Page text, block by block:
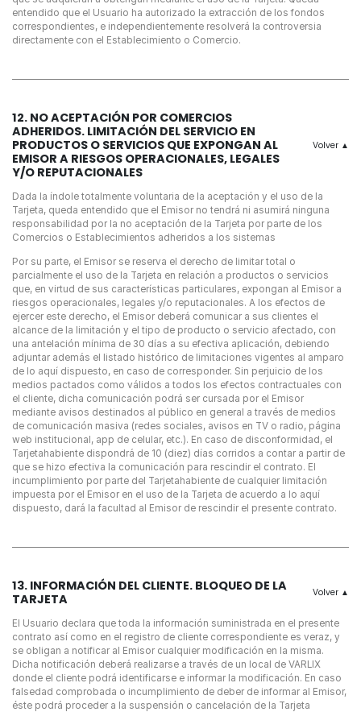
número
de
cuenta
tarjeta*
documento
Número de
documento*
entendido que el Usuario ha autorizado la extracción de los fondos
correspondientes, e independientemente resolverá la controversia
directamente con el Establecimiento o Comercio.
12. NO ACEPTACIÓN POR COMERCIOS
ADHERIDOS. LIMITACIÓN DEL SERVICIO EN
PRODUCTOS O SERVICIOS QUE EXPONGAN AL
EMISOR A RIESGOS OPERACIONALES, LEGALES
Y/O REPUTACIONALES
Dada la índole totalmente voluntaria de la aceptación y el uso de la
Tarjeta, queda entendido que el Emisor no tendrá ni asumirá ninguna
responsabilidad por la no aceptación de la Tarjeta por parte de los
Comercios o Establecimientos adheridos a los sistemas
Por su parte, el Emisor se reserva el derecho de limitar total o
parcialmente el uso de la Tarjeta en relación a productos o servicios
que, en virtud de sus características particulares, expongan al Emisor a
riesgos operacionales, legales y/o reputacionales. A los efectos de
ejercer este derecho, el Emisor deberá comunicar a sus clientes el
alcance de la limitación y el tipo de producto o servicio afectado, con
una antelación mínima de 30 días a su efectiva aplicación, debiendo
adjuntar además el listado histórico de limitaciones vigentes al amparo
de lo aquí dispuesto, en caso de corresponder. Sin perjuicio de los
medios pactados como válidos a todos los efectos contractuales con
el cliente, dicha comunicación podrá ser cursada por el Emisor
mediante avisos destinados al público en general a través de medios
de comunicación masiva (redes sociales, avisos en TV o radio, página
web institucional, app de celular, etc.). En caso de disconformidad, el
Tarjetahabiente dispondrá de 10 (diez) días corridos a contar a partir de
que se hizo efectiva la comunicación para rescindir el contrato. El
incumplimiento por parte del Tarjetahabiente de cualquier limitación
impuesta por el Emisor en el uso de la Tarjeta de acuerdo a lo aquí
dispuesto, dará la facultad al Emisor de rescindir el presente contrato.
13. INFORMACIÓN DEL CLIENTE. BLOQUEO DE LA
TARJETA
El Usuario declara que toda la información suministrada en el presente
contrato así como en el registro de cliente correspondiente es veraz, y
se obligan a notificar al Emisor cualquier modificación en la misma.
Dicha notificación deberá realizarse a través de un local de VARLIX
donde el cliente podrá identificarse e informar la modificación. En caso
falsedad comprobada o incumplimiento de deber de informar al Emisor,
éste podrá proceder a la suspensión o cancelación de la Tarjeta